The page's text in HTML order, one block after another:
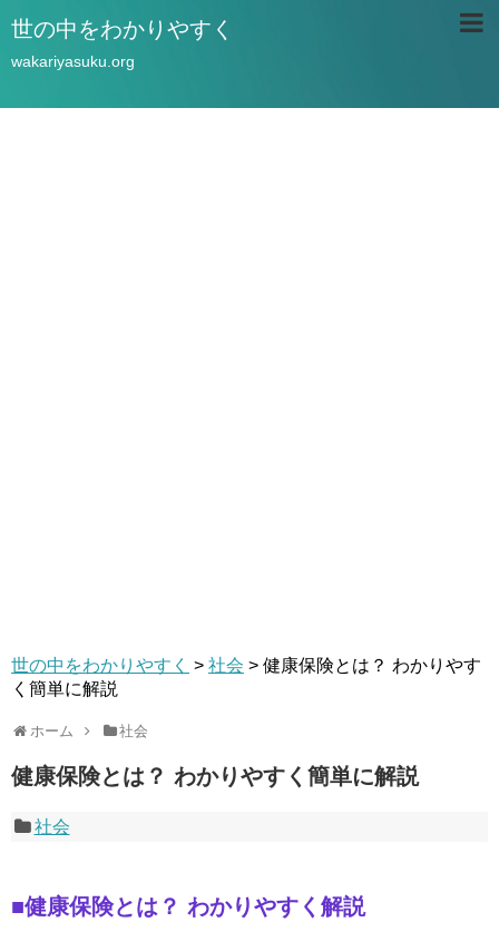
世の中をわかりやすく
wakariyasuku.org
世の中をわかりやすく > 社会 > 健康保険とは？ わかりやす
く簡単に解説
ホーム 社会
健康保険とは？ わかりやすく簡単に解説
社会
■健康保険とは？ わかりやすく解説